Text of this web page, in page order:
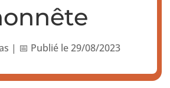
| 📅 Publié le 29/08/2023